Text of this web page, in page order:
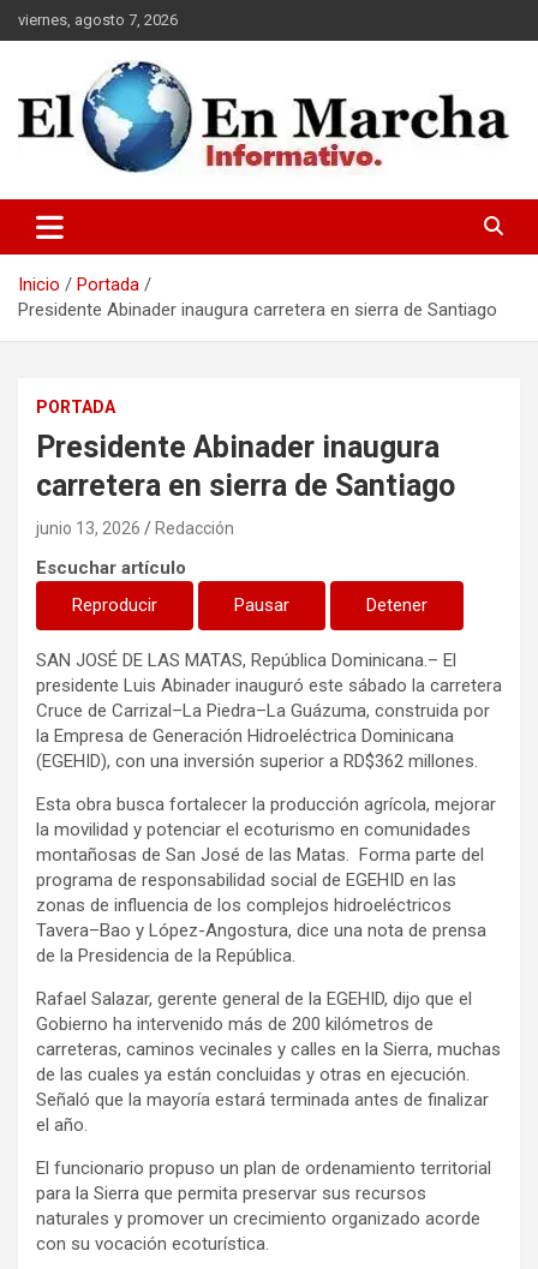
Saltar
al
viernes, agosto 7, 2026
elmundoenmarcha.net
Inicio
Portada
Presidente Abinader inaugura carretera en sierra de Santiago
PORTADA
Presidente Abinader inaugura
carretera en sierra de Santiago
junio 13, 2026 Redacción
Escuchar artículo
Reproducir
Pausar Detener
SAN JOSÉ DE LAS MATAS, República Dominicana.– El
presidente Luis Abinader inauguró este sábado la carretera
Cruce de Carrizal–La Piedra–La Guázuma, construida por
la Empresa de Generación Hidroeléctrica Dominicana
(EGEHID), con una inversión superior a RD$362 millones.
Esta obra busca fortalecer la producción agrícola, mejorar
la movilidad y potenciar el ecoturismo en comunidades
montañosas de San José de las Matas. Forma parte del
programa de responsabilidad social de EGEHID en las
zonas de influencia de los complejos hidroeléctricos
Tavera–Bao y López-Angostura, dice una nota de prensa
de la Presidencia de la República.
Rafael Salazar, gerente general de la EGEHID, dijo que el
Gobierno ha intervenido más de 200 kilómetros de
carreteras, caminos vecinales y calles en la Sierra, muchas
de las cuales ya están concluidas y otras en ejecución.
Señaló que la mayoría estará terminada antes de finalizar
el año.
El funcionario propuso un plan de ordenamiento territorial
para la Sierra que permita preservar sus recursos
naturales y promover un crecimiento organizado acorde
con su vocación ecoturística.